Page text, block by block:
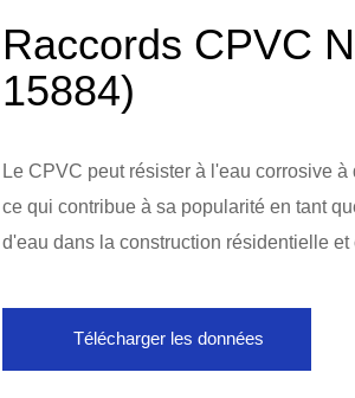
Raccords CPVC
15884)
Le CPVC peut résister à l'eau corrosive
ce qui contribue à sa popularité en tant
d'eau dans la construction résidentielle et
Télécharger les données